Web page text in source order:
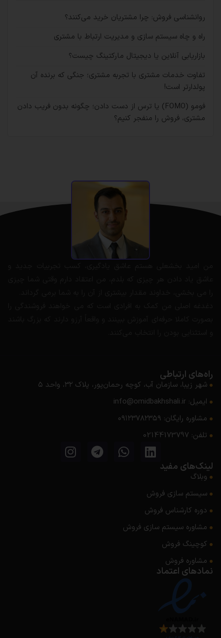
روانشناسی فروش: چرا مشتریان خرید می‌کنند؟
راه و چاه سیستم سازی و مدیریت ارتباط با مشتری
بازاریابی آنلاین یا دیجیتال مارکتینگ چیست؟
تفاوت خدمات مشتری با تجربه مشتری؛ جنگی که برنده آن
پولدارتر است!
فومو (FOMO) یا ترس از دست دادن؛ چگونه بدون فریب دادن
مشتری، فروش را منفجر کنیم؟
راه‌های ارتباطی
شهر زیبا، سازمان آب، کوچه رحمان‌پور، پلاک ۳۲، واحد ۵
ایمیل: info@omidbakhshali.ir
مشاوره رایگان: ۰۹۱۲۳۷۸۲۳۵۹
تلفن: 02144173797
لینک‌های مفید
وبلاگ
سیستم سازی فروش
دوره کارشناس فروش
مشاوره سیستم‌ سازی فروش
کوچینگ فروش
مشاوره فروش
نمادهای اعتماد